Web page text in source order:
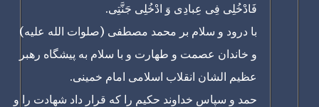
فَادْخُلِی فِی عِبادِی وَ ادْخُلِی جَنَّتِی.
با درود و سلام بر محمد مصطفی (صلوات الله علیه)
و خاندان عصمت و طهارت و با سلام به پیشگاه رهبر
عظیم الشان انقلاب اسلامی امام خمینی.
حمد و سپاس خداوند حکیم را که قرار داد شهادت را و